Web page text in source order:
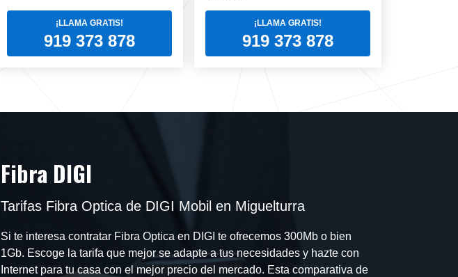
¡LLAMA GRATIS!
919 373 878
¡LLAMA GRATIS!
919 373 878
Fibra DIGI
Tarifas Fibra Optica de DIGI Mobil en Miguelturra
Si te interesa contratar Fibra Optica en DIGI te ofrecemos 300Mb o bien
1Gb. Escoge la tarifa que mejor se adapte a tus necesidades y hazte con
Internet para tu casa con el mejor precio del mercado. Esta comparativa de